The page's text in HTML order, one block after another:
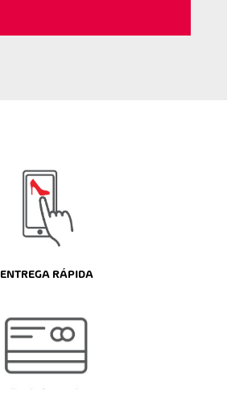
ENTREGA RÁPIDA